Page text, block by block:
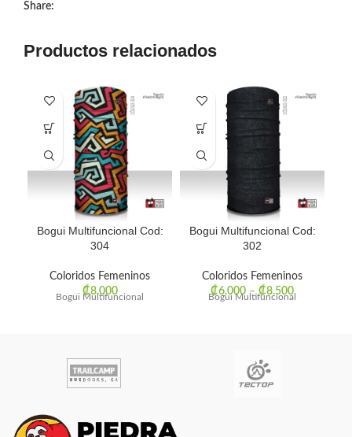
Share:
Productos relacionados
Bogui Multifuncional Cod:
304
Coloridos Femeninos
₡8.000
Bogui Multifuncional
Bogui Multifuncional Cod:
302
Coloridos Femeninos
₡6.000 –₡8.500
Bogui Multifuncional